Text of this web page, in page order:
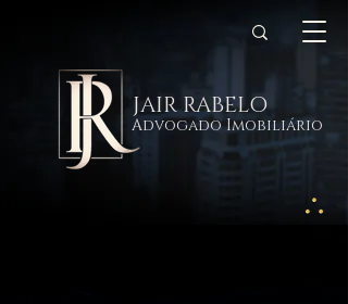
JAIR RABELO
Advogado Imobiliário